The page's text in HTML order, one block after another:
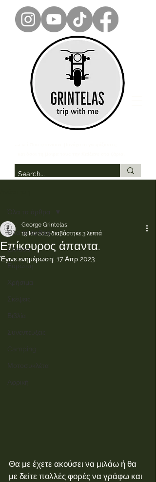
Όλα τα άρθρα.
Ελλάδα
Ευρώπη
Χρήσιμα
Σκέψεις
Βιβλία
Συνεντεύξεις
Μοτοσυκλέτα
Αφρική
Όλα τα άρθρα.
Επίκουρος άπαντα.
George Grintelas
19 Ιαν 2023διαβάστηκε 3 λεπτά
Έγινε ενημέρωση: 17 Απρ 2023
Θα με έχετε ακούσει να μιλάω ή θα
με δείτε πολλές φορές να γράφω και